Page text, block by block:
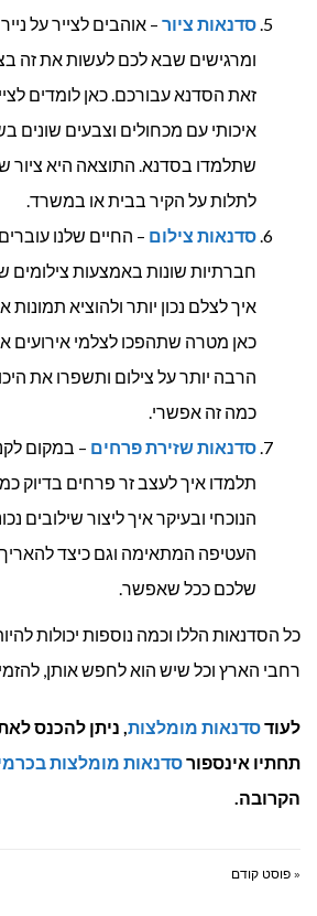
סדנאות ציור – אוהבים לצייר על
ומרגישים שבא לכם לעשות את זה
זאת הסדנא עבורכם. כאן לומדים
איכותי עם מכחולים וצבעים שונים
שתלמדו בסדנא. התוצאה היא ציור
לתלות על הקיר בבית או במשרד.
סדנאות צילום – החיים שלנו
חברתיות שונות באמצעות צילומים
איך לצלם נכון יותר ולהוציא תמונות
כאן מטרה שתהפכו לצלמי אירועים
הרבה יותר על צילום ותשפרו את
כמה זה אפשרי.
סדנאות שזירת פרחים – במקום
תלמדו איך לעצב זר פרחים בדיוק
הנוכחי ובעיקר איך ליצור שילובים
העטיפה המתאימה וגם כיצד
שלכם ככל שאפשר.
כל הסדנאות הללו וכמה נוספות יכולות
רחבי הארץ וכל שיש הוא לחפש אותן,
לעודסדנאות מומלצות
תחתיו אינספורסדנאות מומלצות
הקרובה.
« פוסט קודם